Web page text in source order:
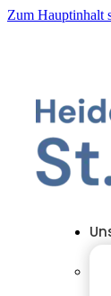
Zum Hauptinhalt